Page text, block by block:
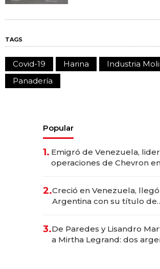
TAGS
Covid-19 Harina Industria
Panadería
Popular
1. Emigró de Venezuela,
operaciones de Chevron
2.Creció en Venezuela,
Argentina con su título de
las marcas "fast premium"
3.De Paredes y Lisandro
a Mirtha Legrand: dos